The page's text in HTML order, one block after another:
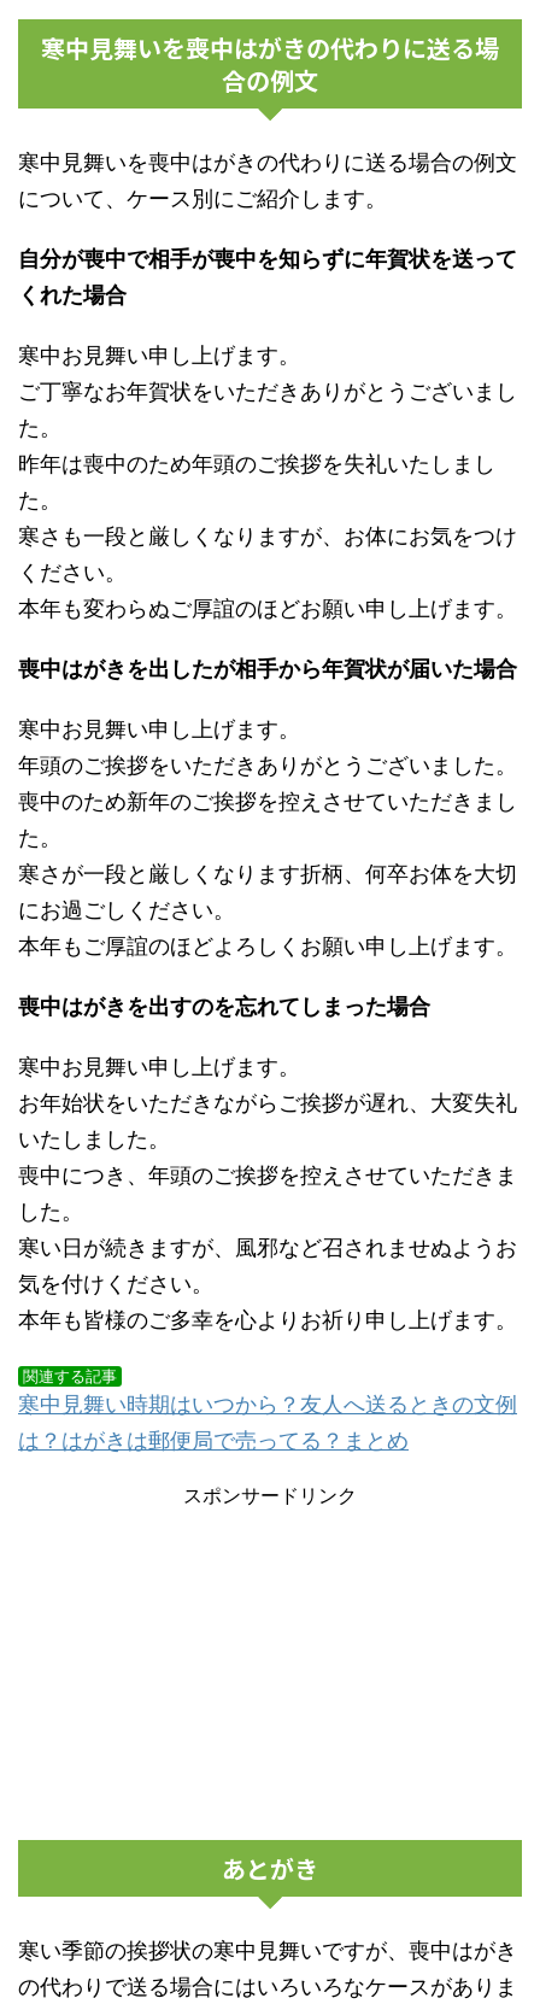
寒中見舞いを喪中はがきの代わりに送る場
合の例文
寒中見舞いを喪中はがきの代わりに送る場合の例文
について、ケース別にご紹介します。
自分が喪中で相手が喪中を知らずに年賀状を送って
くれた場合
寒中お見舞い申し上げます。
ご丁寧なお年賀状をいただきありがとうございまし
た。
昨年は喪中のため年頭のご挨拶を失礼いたしまし
た。
寒さも一段と厳しくなりますが、お体にお気をつけ
ください。
本年も変わらぬご厚誼のほどお願い申し上げます。
喪中はがきを出したが相手から年賀状が届いた場合
寒中お見舞い申し上げます。
年頭のご挨拶をいただきありがとうございました。
喪中のため新年のご挨拶を控えさせていただきまし
た。
寒さが一段と厳しくなります折柄、何卒お体を大切
にお過ごしください。
本年もご厚誼のほどよろしくお願い申し上げます。
喪中はがきを出すのを忘れてしまった場合
寒中お見舞い申し上げます。
お年始状をいただきながらご挨拶が遅れ、大変失礼
いたしました。
喪中につき、年頭のご挨拶を控えさせていただきま
した。
寒い日が続きますが、風邪など召されませぬようお
気を付けください。
本年も皆様のご多幸を心よりお祈り申し上げます。
関連する記事
寒中見舞い時期はいつから？友人へ送るときの文例
は？はがきは郵便局で売ってる？まとめ
スポンサードリンク
あとがき
寒い季節の挨拶状の寒中見舞いですが、喪中はがき
の代わりで送る場合にはいろいろなケースがありま